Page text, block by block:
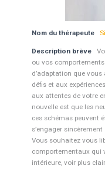
Nom du thérapeute
Description brève
ou vos
d’adaptation que
défis et aux
aux attentes de votre
nouvelle est que les
ces schémas peuvent
s’engager
Vous souhaitez vous
comportementaux qui
intérieure, voir plus